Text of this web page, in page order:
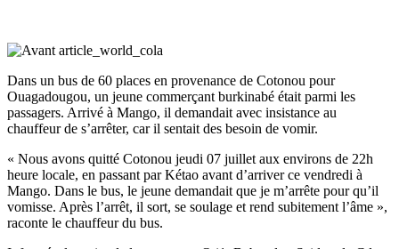
Dans un bus de 60 places en provenance de Cotonou pour
Ouagadougou, un jeune commerçant burkinabé était parmi les
passagers. Arrivé à Mango, il demandait avec insistance au
chauffeur de s’arrêter, car il sentait des besoin de vomir.
« Nous avons quitté Cotonou jeudi 07 juillet aux environs de 22h
heure locale, en passant par Kétao avant d’arriver ce vendredi à
Mango. Dans le bus, le jeune demandait que je m’arrête pour qu’il
vomisse. Après l’arrêt, il sort, se soulage et rend subitement l’âme »,
raconte le chauffeur du bus.